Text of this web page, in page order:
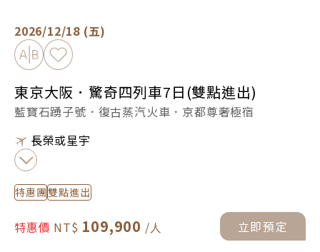
2026/12/18 (五)
加入比較加入最愛
東京大阪．驚奇四列車7日(雙點進出)
藍寶石踴子號．復古蒸汽火車．京都尊奢極宿
長榮或星宇
特惠團雙點進出
特惠價 109,900 立即預定